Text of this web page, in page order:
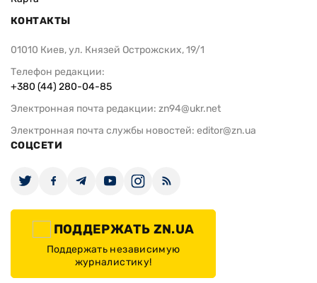
КОНТАКТЫ
01010 Киев, ул. Князей Острожских, 19/1
Телефон редакции:
+380 (44) 280-04-85
Электронная почта редакции: zn94@ukr.net
Электронная почта службы новостей: editor@zn.ua
СОЦСЕТИ
ПОДДЕРЖАТЬ ZN.UA
Поддержать независимую
журналистику!